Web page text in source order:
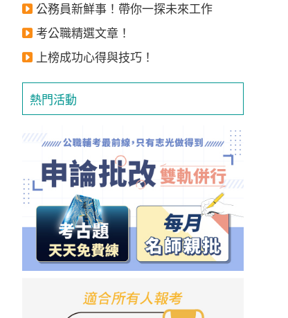
公務員新鮮事！帶你一探未來工作
考公職精選文章！
上榜成功心得與技巧！
熱門活動